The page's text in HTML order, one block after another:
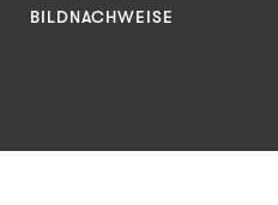
BILDNACHWEISE